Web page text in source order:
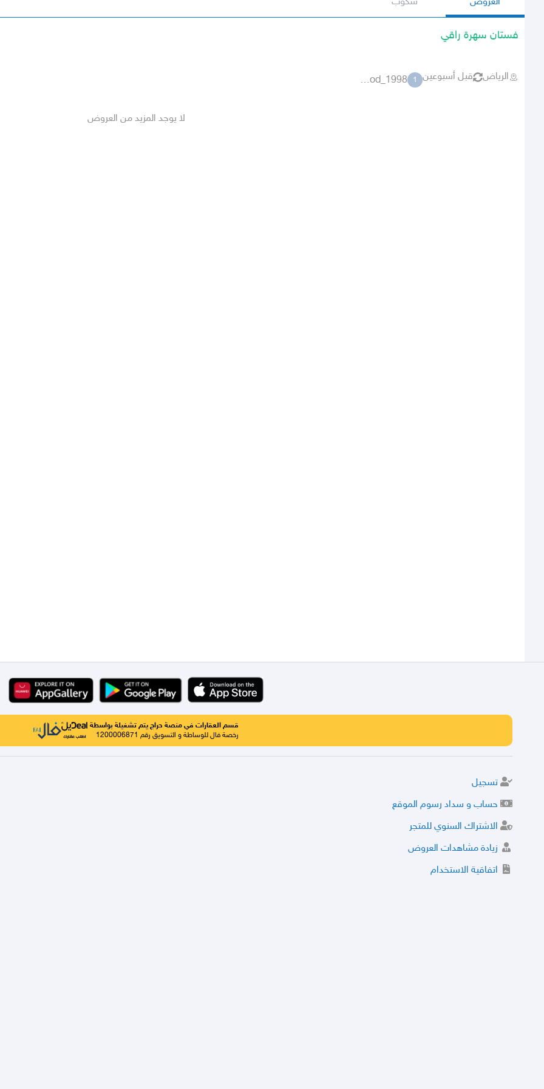
فستان سهرة راقي
الرياض قبل أسبوعين 1
1998_njood
لا يوجد المزيد من العروض
قسم العقارات في منصة حراج يتم تشغيلة بواسطة
رخصة فال للوساطة و التسويق رقم 1200006871
تسجيل
حساب و سداد رسوم الموقع
الاشتراك السنوي للمتجر
زيادة مشاهدات العروض
اتفاقية الاستخدام